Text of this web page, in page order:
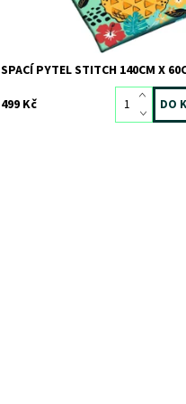
SPACÍ PYTEL STITCH 140CM X
499 Kč